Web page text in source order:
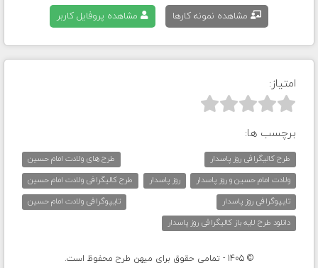
مشاهده نمونه کارها مشاهده پروفایل کاربر
امتیاز:



برچسب ها:
طرح کالیگرافی روز پاسدار
طرح های ولادت امام حسین
ولادت امام حسین و روز پاسدار
روز پاسدار
طرح کالیگرافی ولادت امام حسین
تایپوگرافی روز پاسدار
تایپوگرافی ولادت امام حسین
دانلود طرح لایه باز کالیگرافی روز پاسدار
© 1405 - تمامی حقوق برای میهن طرح محفوظ است.